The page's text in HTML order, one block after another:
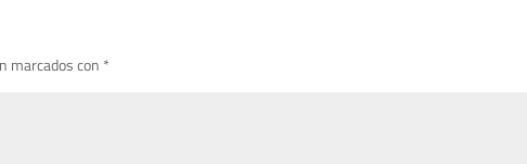
marcados con *